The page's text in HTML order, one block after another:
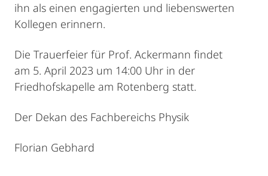
ihn als einen engagierten und liebenswerten
Kollegen erinnern.
Die Trauerfeier für Prof. Ackermann findet
am 5. April 2023 um 14:00 Uhr in der
Friedhofskapelle am Rotenberg statt.
Der Dekan des Fachbereichs Physik
Florian Gebhard